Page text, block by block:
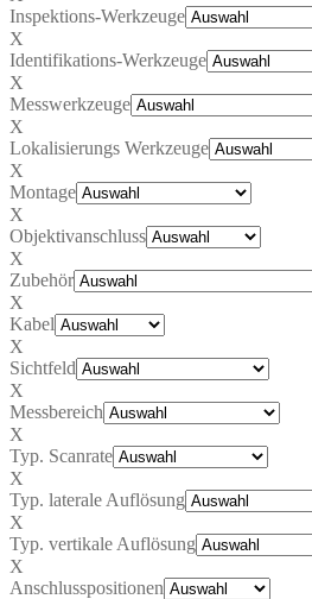
Inspektions-Werkzeuge
X
Identifikations-Werkzeuge
X
Messwerkzeuge
X
Lokalisierungs Werkzeuge
X
Montage
X
Objektivanschluss
X
Zubehör
X
Kabel
X
Sichtfeld
X
Messbereich
X
Typ. Scanrate
X
Typ. laterale Auflösung
X
Typ. vertikale Auflösung
X
Anschlusspositionen